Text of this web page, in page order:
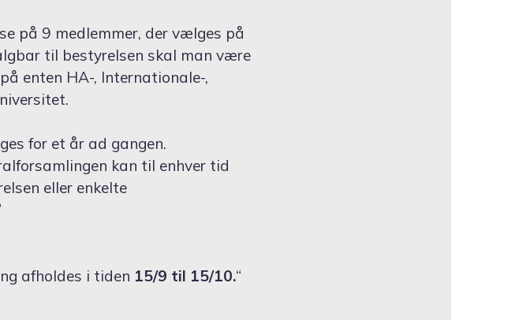
på 9 medlemmer, der vælges på
til bestyrelsen skal man være
enten HA-, Internationale-,
for et år ad gangen.
kan til enhver tid
eller enkelte
afholdes i tiden 15/9 til 15/10.“